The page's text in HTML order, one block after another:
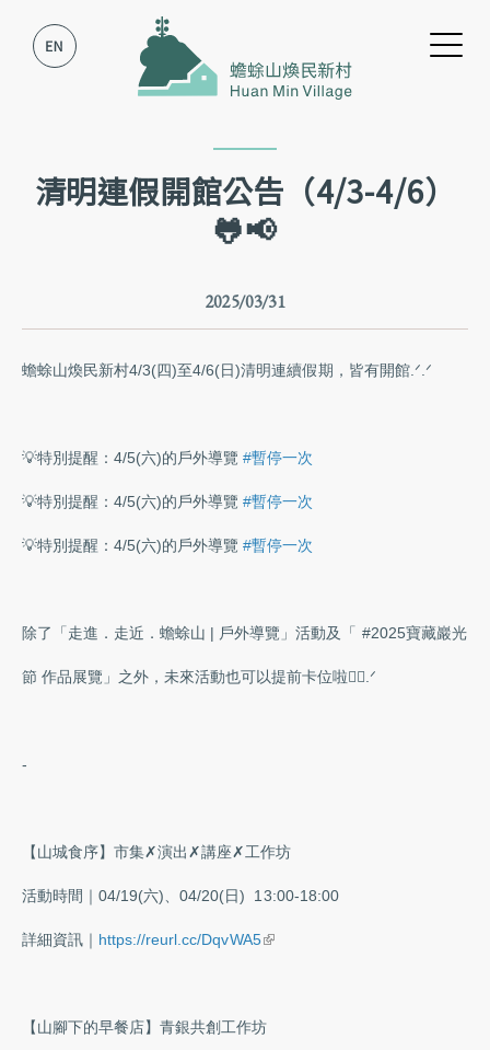
清明連假開館公告（4/3-4/6）
🐸📢
2025/03/31
蟾蜍山煥民新村4/3(四)至4/6(日)清明連續假期，皆有開館‪‪.ᐟ.ᐟ
💡特別提醒：4/5(六)的戶外導覽#暫停一次
💡特別提醒：4/5(六)的戶外導覽#暫停一次
💡特別提醒：4/5(六)的戶外導覽#暫停一次
除了「走進．走近．蟾蜍山 | 戶外導覽」活動及「 #2025寶藏巖光
節 作品展覽」之外，未來活動也可以提前卡位啦👉🏻.ᐟ
-
【山城食序】市集✗演出✗講座✗工作坊
活動時間｜04/19(六)、04/20(日) ​ 13:00-18:00
詳細資訊｜ https://reurl.cc/DqvWA5(link is external)
【山腳下的早餐店】青銀共創工作坊